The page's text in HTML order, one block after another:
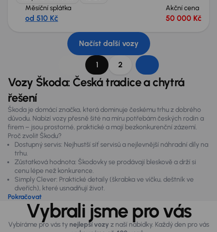
Měsíční splátka
od 510 Kč
Akční cena
50 000 Kč
Načíst další vozy
1 2
Vozy Škoda: Česká tradice a chytrá
řešení
Škoda je domácí značka, která dominuje českému trhu z dobrého
důvodu. Nabízí vozy přesně šité na míru potřebám českých rodin a
firem – jsou prostorné, praktické a mají bezkonkurenční zázemí.
Proč zvolit Škodu?
Dostupný servis: Nejhustší síť servisů a nejlevnější náhradní díly na
trhu.
Zůstatková hodnota: Škodovky se prodávají bleskově a drží si
cenu lépe než konkurence.
Simply Clever: Praktické detaily (škrabka ve víčku, deštník ve
dveřích), které usnadňují život.
Pokračovat
Vybrali jsme pro vás
Vybíráme pro vás ty nejlepší vozy z naší nabídky. Každý den pro vás